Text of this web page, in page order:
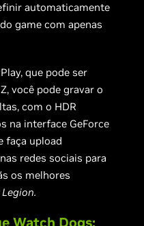
automaticamente
game com apenas
que pode ser
você pode gravar o
com o HDR
na interface GeForce
faça upload
redes sociais para
os melhores